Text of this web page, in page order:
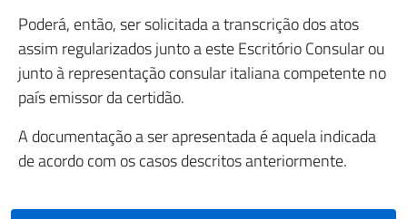
Poderá, então, ser solicitada a transcrição dos atos
assim regularizados junto a este Escritório Consular ou
junto à representação consular italiana competente no
país emissor da certidão.
A documentação a ser apresentada é aquela indicada
de acordo com os casos descritos anteriormente.